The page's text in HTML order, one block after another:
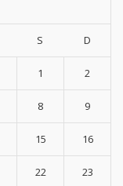
S D
1 2
8 9
15 16
22 23